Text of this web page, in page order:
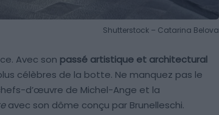
Shutterstock – Catarina Belova
Avec son passé artistique et architectural
célèbres de la botte. Ne manquez pas le
d’œuvre de Michel-Ange et la
avec son dôme conçu par Brunelleschi.